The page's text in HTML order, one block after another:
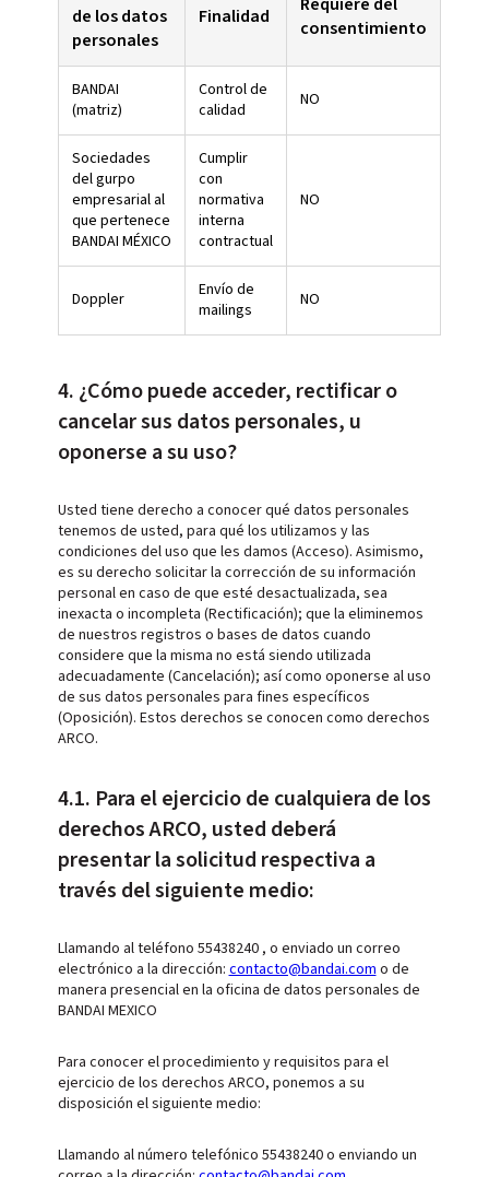
de los datos
personales
Finalidad
consentimiento
BANDAI
(matriz)
Control de
calidad
NO
Sociedades
del gurpo
empresarial al
que pertenece
BANDAI MÉXICO
Cumplir
con
normativa
interna
contractual
NO
Doppler
Envío de
mailings
NO
4. ¿Cómo puede acceder, rectificar o
cancelar sus datos personales, u
oponerse a su uso?
Usted tiene derecho a conocer qué datos personales
tenemos de usted, para qué los utilizamos y las
condiciones del uso que les damos (Acceso). Asimismo,
es su derecho solicitar la corrección de su información
personal en caso de que esté desactualizada, sea
inexacta o incompleta (Rectificación); que la eliminemos
de nuestros registros o bases de datos cuando
considere que la misma no está siendo utilizada
adecuadamente (Cancelación); así como oponerse al uso
de sus datos personales para fines específicos
(Oposición). Estos derechos se conocen como derechos
ARCO.
4.1. Para el ejercicio de cualquiera de los
derechos ARCO, usted deberá
presentar la solicitud respectiva a
través del siguiente medio:
Llamando al teléfono 55438240 , o enviado un correo
electrónico a la dirección:contacto@bandai.como de
manera presencial en la oficina de datos personales de
BANDAI MEXICO
Para conocer el procedimiento y requisitos para el
ejercicio de los derechos ARCO, ponemos a su
disposición el siguiente medio:
Llamando al número telefónico 55438240 o enviando un